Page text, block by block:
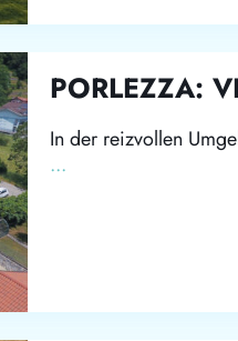
PORLEZZA:
In der reizvollen
...